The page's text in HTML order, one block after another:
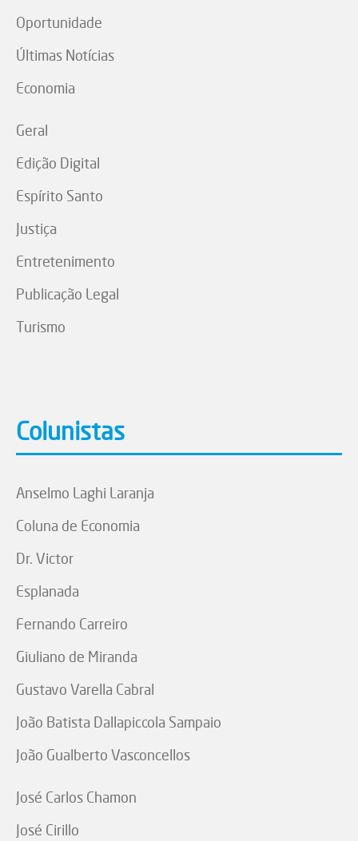
Oportunidade
Últimas Notícias
Economia
Geral
Edição Digital
Espírito Santo
Justiça
Entretenimento
Publicação Legal
Turismo
Colunistas
Anselmo Laghi Laranja
Coluna de Economia
Dr. Victor
Esplanada
Fernando Carreiro
Giuliano de Miranda
Gustavo Varella Cabral
João Batista Dallapiccola Sampaio
João Gualberto Vasconcellos
José Carlos Chamon
José Cirillo